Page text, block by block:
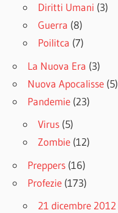
Diritti Umani (3)
Guerra (8)
Poilitca (7)
La Nuova Era (3)
Nuova Apocalisse (5)
Pandemie (23)
Virus (5)
Zombie (12)
Preppers (16)
Profezie (173)
21 dicembre 2012